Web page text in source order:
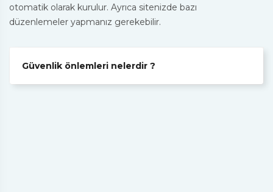
otomatik olarak kurulur. Ayrıca sitenizde bazı
düzenlemeler yapmanız gerekebilir.
Güvenlik önlemleri nelerdir ?